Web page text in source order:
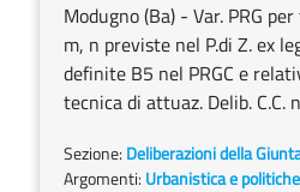
Modugno (Ba) - Var. PRG
m, n previste nel P.di Z. ex
definite B5 nel PRGC e
tecnica di attuaz. Delib.
Sezione: Deliberazioni della
Argomenti: Urbanistica e